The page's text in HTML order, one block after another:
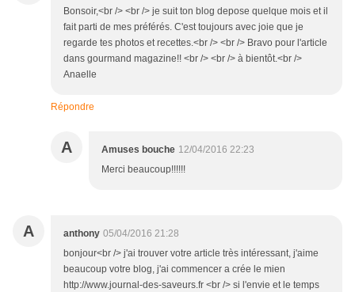
Bonsoir,<br /> <br /> je suit ton blog depose quelque mois et il
fait parti de mes préférés. C'est toujours avec joie que je
regarde tes photos et recettes.<br /> <br /> Bravo pour l'article
dans gourmand magazine!! <br /> <br /> à bientôt.<br />
Anaelle
Répondre
A Amuses bouche 12/04/2016 22:23
Merci beaucoup!!!!!!
A anthony 05/04/2016 21:28
bonjour<br /> j'ai trouver votre article très intéressant, j'aime
beaucoup votre blog, j'ai commencer a crée le mien
http://www.journal-des-saveurs.fr <br /> si l'envie et le temps